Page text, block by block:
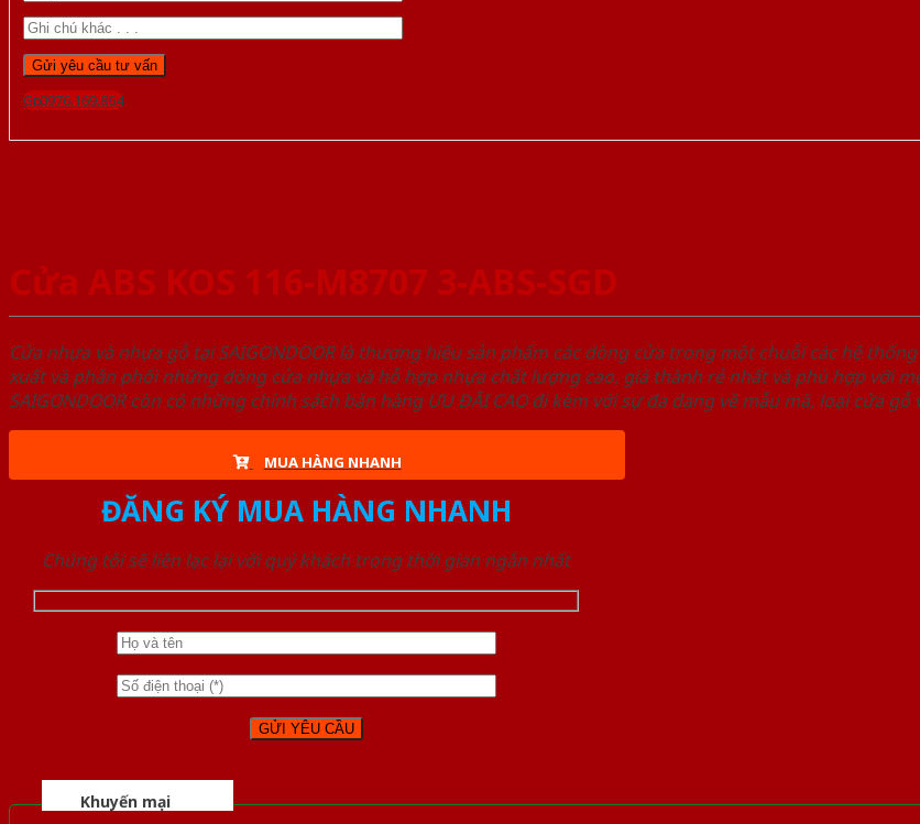
Gọi 0976.169.864
Cửa ABS KOS 116-M8707 3-ABS-SGD
Cửa nhựa và nhựa gỗ tại SAIGONDOOR là thương hiệu sản phẩm các dòng cửa trong một chuỗi các hệ thống
xuất và phân phối những dòng cửa nhựa và hỗ hợp nhựa chất lượng cao, giá thành rẻ nhất và phù hợp với
SAIGONDOOR còn có những chính sách bán hàng ƯU ĐÃI CAO đi kèm với sự đa dạng về mẫu mã, loại cửa
MUA HÀNG NHANH
ĐĂNG KÝ MUA HÀNG NHANH
Chúng tôi sẽ liên lạc lại với quý khách trong thời gian ngắn nhất
Khuyến mại